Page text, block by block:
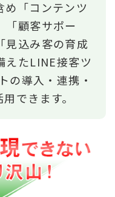
め「コンテンツ
「顧客サポー
見込み客の育成
えたLINE接客ツ
の導入・連携・
できます。